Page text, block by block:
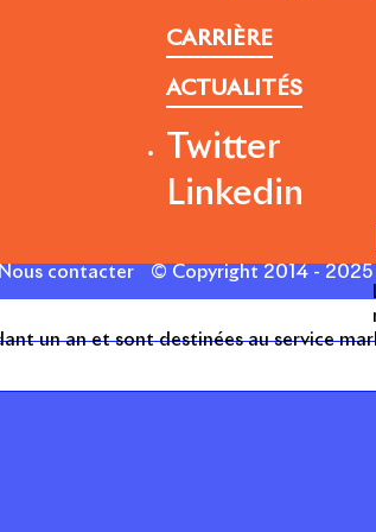
CARRIÈRE
ACTUALITÉS
Nous contacter © Copyright 2014 - 2025
Twitter
Linkedin
un an et sont destinées au service